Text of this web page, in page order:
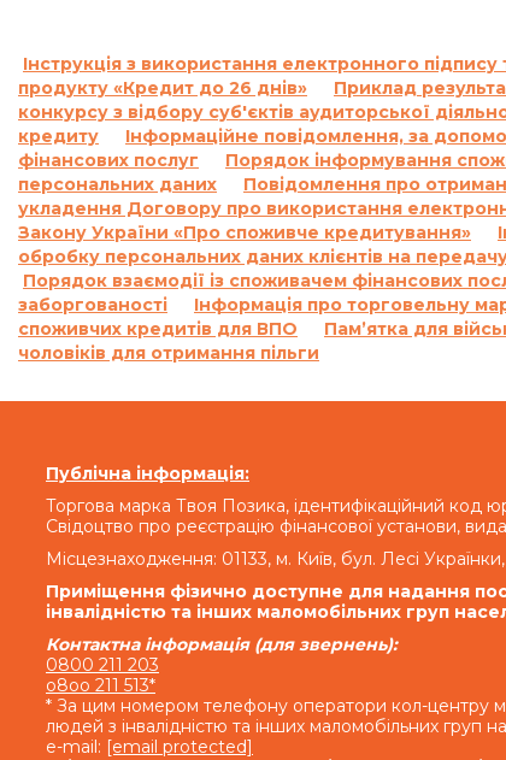
Інструкція з використання електронного
продукту «Кредит до 26 днів»
Приклад
конкурсу з відбору суб'єктів аудиторської
кредиту
Інформаційне повідомлення, за
фінансових послуг
Порядок інформування
персональних даних
Повідомлення про
укладення Договору про використання
Закону України «Про споживче кредитування»
обробку персональних даних клієнтів на
Порядок взаємодії із споживачем фінансових
заборгованості
Інформація про торговельну
споживчих кредитів для ВПО
Пам’ятка для
чоловіків для отримання пільги
Публічна інформація:
Торгова марка Твоя Позика, ідентифікаційний код
Свідоцтво про реєстрацію фінансової установи,
Місцезнаходження: 01133, м. Київ, бул. Лесі
Приміщення фізично доступне для надання
інвалідністю та інших маломобільних груп
Контактна інформація (для звернень):
0800 211 203
o8oo 211 513*
* За цим номером телефону оператори кол-центру
людей з інвалідністю та інших маломобільних груп
e-mail: [email protected]